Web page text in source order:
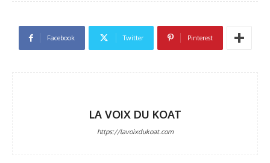
Facebook Twitter Pinterest
LA VOIX DU KOAT
https://lavoixdukoat.com